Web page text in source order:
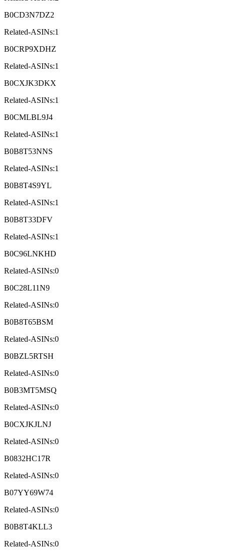
B0CD3N7DZ2
Related-ASINs:1
B0CRP9XDHZ
Related-ASINs:1
B0CXJK3DKX
Related-ASINs:1
B0CMLBL9J4
Related-ASINs:1
B0B8T53NNS
Related-ASINs:1
B0B8T4S9YL
Related-ASINs:1
B0B8T33DFV
Related-ASINs:1
B0C96LNKHD
Related-ASINs:0
B0C28L11N9
Related-ASINs:0
B0B8T65BSM
Related-ASINs:0
B0BZL5RTSH
Related-ASINs:0
B0B3MT5MSQ
Related-ASINs:0
B0CXJKJLNJ
Related-ASINs:0
B0832HC17R
Related-ASINs:0
B07YY69W74
Related-ASINs:0
B0B8T4KLL3
Related-ASINs:0